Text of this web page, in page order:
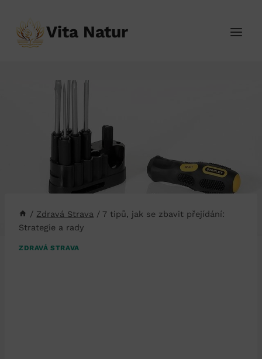
obsah
Vita Natur
/ Zdravá Strava / 7 tipů, jak se zbavit přejídání:
Strategie a rady
ZDRAVÁ STRAVA